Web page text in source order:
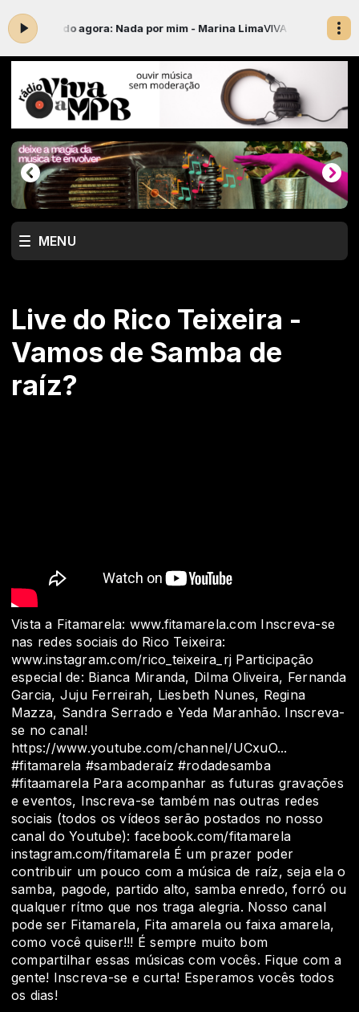
agora: Nada por mim - Marina LimaVIVA A MPB com Nestor o
MENU
Live do Rico Teixeira -
Vamos de Samba de
raíz?
Vista a Fitamarela: www.fitamarela.com Inscreva-se
nas redes sociais do Rico Teixeira:
www.instagram.com/rico_teixeira_rj Participação
especial de: Bianca Miranda, Dilma Oliveira, Fernanda
Garcia, Juju Ferreirah, Liesbeth Nunes, Regina
Mazza, Sandra Serrado e Yeda Maranhão. Inscreva-
se no canal!
https://www.youtube.com/channel/UCxuO...
#fitamarela #sambaderaíz #rodadesamba
#fitaamarela Para acompanhar as futuras gravações
e eventos, Inscreva-se também nas outras redes
sociais (todos os vídeos serão postados no nosso
canal do Youtube): facebook.com/fitamarela
instagram.com/fitamarela É um prazer poder
contribuir um pouco com a música de raíz, seja ela o
samba, pagode, partido alto, samba enredo, forró ou
qualquer rítmo que nos traga alegria. Nosso canal
pode ser Fitamarela, Fita amarela ou faixa amarela,
como você quiser!!! É sempre muito bom
compartilhar essas músicas com vocês. Fique com a
gente! Inscreva-se e curta! Esperamos vocês todos
os dias!